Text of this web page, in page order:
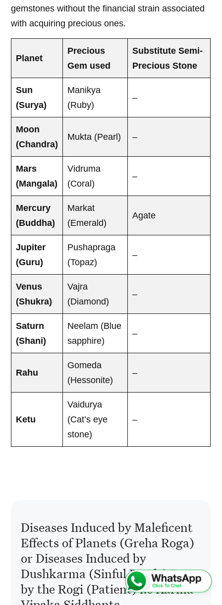
gemstones without the financial strain associated
with acquiring precious ones.
Planet
Precious
Gem used
Substitute Semi-
Precious Stone
Sun
(Surya)
Manikya
(Ruby)
–
Moon
(Chandra)
Mukta (Pearl) –
Mars
(Mangala)
Vidruma
(Coral)
–
Mercury
(Buddha)
Markat
(Emerald)
Agate
Jupiter
(Guru)
Pushapraga
(Topaz)
–
Venus
(Shukra)
Vajra
(Diamond)
–
Saturn
(Shani)
Neelam (Blue
sapphire)
–
Rahu
Gomeda
(Hessonite)
–
Ketu
Vaidurya
(Cat’s eye
stone)
–
Diseases Induced by Maleficent
Effects of Planets (Greha Roga)
or Diseases Induced by
Dushkarma (Sinful Deeds) Done
by the Rogi (Patient) i.e Karma